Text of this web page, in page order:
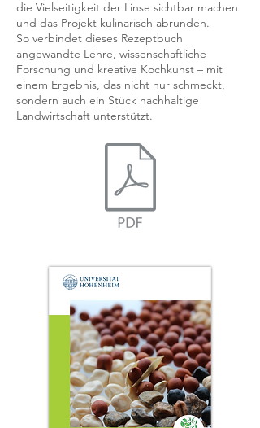
die Vielseitigkeit der Linse sichtbar machen
und das Projekt kulinarisch abrunden.
So verbindet dieses Rezeptbuch
angewandte Lehre, wissenschaftliche
Forschung und kreative Kochkunst – mit
einem Ergebnis, das nicht nur schmeckt,
sondern auch ein Stück nachhaltige
Landwirtschaft unterstützt.